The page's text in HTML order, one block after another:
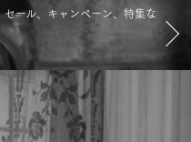
ール、キャンペーン、特集な